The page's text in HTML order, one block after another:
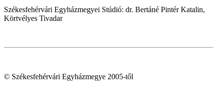
Székesfehérvári Egyházmegyei Stúdió: dr. Bertáné Pintér Katalin,
Körtvélyes Tivadar
© Székesfehérvári Egyházmegye 2005-től